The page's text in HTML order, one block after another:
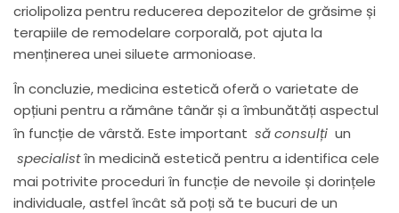
criolipoliza pentru reducerea depozitelor de grăsime și
terapiile de remodelare corporală, pot ajuta la
menținerea unei siluete armonioase.
În concluzie, medicina estetică oferă o varietate de
opțiuni pentru a rămâne tânăr și a îmbunătăți aspectul
în funcție de vârstă. Este important să consulți un
specialistîn medicină estetică pentru a identifica cele
mai potrivite proceduri în funcție de nevoile și dorințele
individuale, astfel încât să poți să te bucuri de un